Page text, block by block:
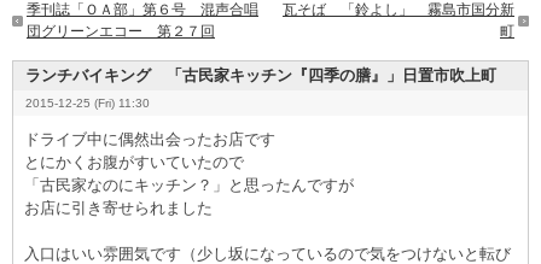
季刊誌「ＯＡ部」第６号 混声合唱
団グリーンエコー 第２７回
瓦そば 「鈴よし」 霧島市国分新
町
ランチバイキング 「古民家キッチン『四季の膳』」日置市吹上町
2015-12-25 (Fri) 11:30
ドライブ中に偶然出会ったお店です
とにかくお腹がすいていたので
「古民家なのにキッチン？」と思ったんですが
お店に引き寄せられました
入口はいい雰囲気です（少し坂になっているので気をつけないと転び